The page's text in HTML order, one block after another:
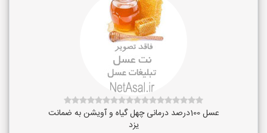
عسل 100درصد درمانی چهل گیاه و آویشن به ضمانت
یزد